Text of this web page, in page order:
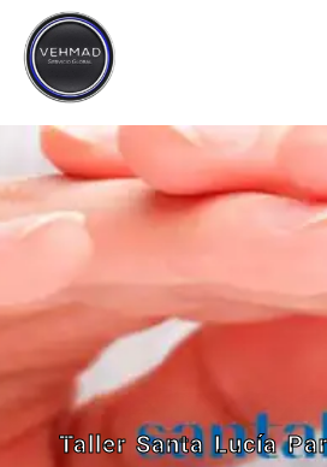
contenido
Taller Santa Lucía